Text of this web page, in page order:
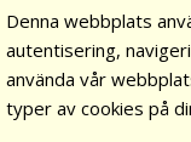
Denna webbplats
autentisering,
använda vår
typer av cookies på